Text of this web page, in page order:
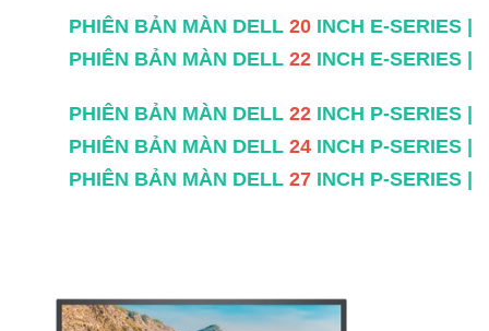
PHIÊN BẢN MÀN DELL 20 INCH E-SERIES |
PHIÊN BẢN MÀN DELL 22 INCH E-SERIES |
PHIÊN BẢN MÀN DELL 22 INCH P-SERIES |
PHIÊN BẢN MÀN DELL 24 INCH P-SERIES |
PHIÊN BẢN MÀN DELL 27 INCH P-SERIES |